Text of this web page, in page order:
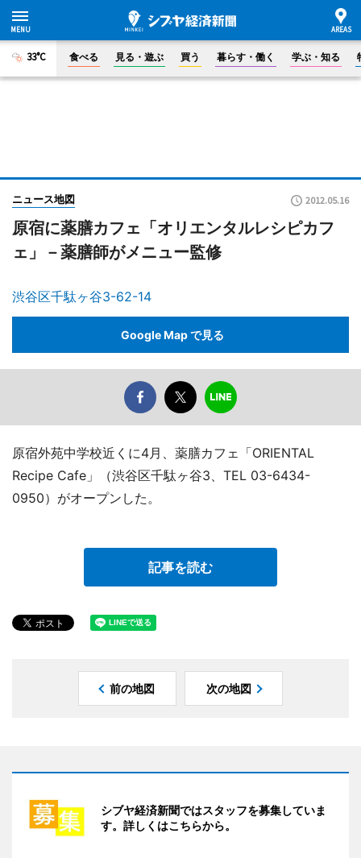
33°C 食べる 見る・遊ぶ 買う 暮らす・働く 学ぶ・知る
ニュース地図 2012.05.16
原宿に薬膳カフェ「オリエンタルレシピカフ
ェ」－薬膳師がメニュー監修
渋谷区千駄ヶ谷3-62-14
Google Map で見る
原宿外苑中学校近くに4月、薬膳カフェ「ORIENTAL
Recipe Cafe」（渋谷区千駄ヶ谷3、TEL 03-6434-
0950）がオープンした。
記事を読む
前の地図 次の地図
シブヤ経済新聞ではスタッフを募集していま
す。詳しくはこちらから。